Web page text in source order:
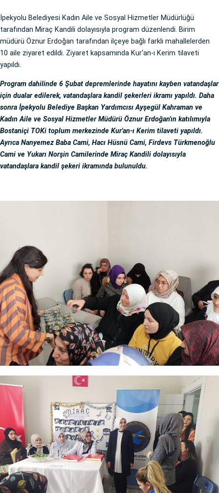
İpekyolu Belediyesi Kadın Aile ve Sosyal Hizmetler Müdürlüğü
tarafından Miraç Kandili dolayısıyla program düzenlendi. Birim
müdürü Öznur Erdoğan tarafından ilçeye bağlı farklı mahallelerden
10 aile ziyaret edildi. Ziyaret kapsamında Kur'an-ı Kerim tilaveti
yapıldı.
Program dahilinde 6 Şubat depremlerinde hayatını kayben vatandaşlar
için dualar edilerek, vatandaşlara kandil şekerleri ikramı yapıldı. Daha
sonra İpekyolu Belediye Başkan Yardımcısı Ayşegül Kahraman ve
Kadın Aile ve Sosyal Hizmetler Müdürü Öznur Erdoğan'ın katılımıyla
Bostaniçi TOKi toplum merkezinde Kur'an-ı Kerim tilaveti yapıldı.
Ayrıca Nanyemez Baba Cami, Hacı Hüsnü Cami, Firdevs Türkmenoğlu
Cami ve Yukarı Norşin Camilerinde Miraç Kandili dolayısıyla
vatandaşlara kandil şekeri ikramında bulunuldu.